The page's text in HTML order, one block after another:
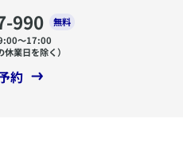
990
無料
〜17:00
休業日を除く）
約